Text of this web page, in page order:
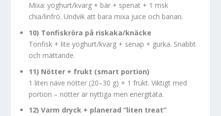
Mixa: yoghurt/kvarg + bär + spenat + 1 msk
chia/linfrö. Undvik att bara mixa juice och banan.
10) Tonfiskröra på riskaka/knäcke
Tonfisk + lite yoghurt/kvarg + senap + gurka. Snabbt
och mättande.
11) Nötter + frukt (smart portion)
1 liten näve nötter (20–30 g) + 1 frukt. Viktigt med
portion – nötter är nyttiga men energitäta.
12) Varm dryck + planerad “liten treat”